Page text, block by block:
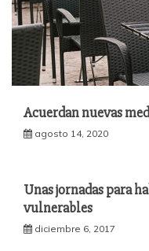
Acuerdan nuevas
agosto 14, 2020
Unas jornadas para
vulnerables
diciembre 6, 2017